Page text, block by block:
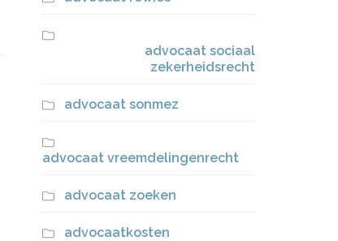
advocaat sociaal
zekerheidsrecht
advocaat sonmez
advocaat vreemdelingenrecht
advocaat zoeken
advocaatkosten